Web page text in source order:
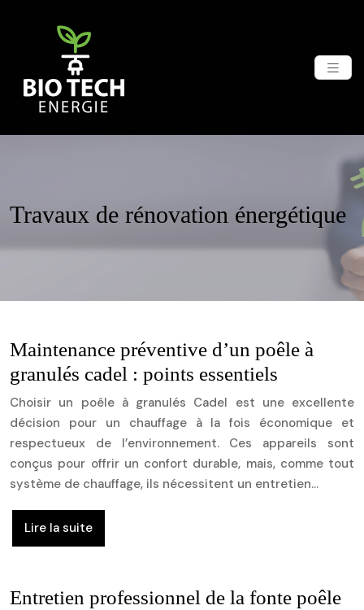
Travaux de rénovation énergétique
Maintenance préventive d’un poêle à
granulés cadel : points essentiels
Choisir un poêle à granulés Cadel est une excellente
décision pour un chauffage à la fois économique et
respectueux de l’environnement. Ces appareils sont
conçus pour offrir un confort durable, mais, comme tout
système de chauffage, ils nécessitent un entretien…
Lire la suite
Entretien professionnel de la fonte poêle